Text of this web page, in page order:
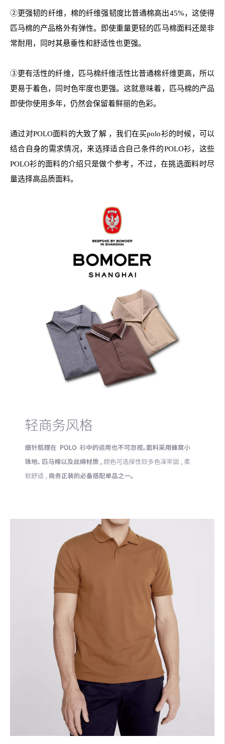
②更强韧的纤维，棉的纤维强韧度比普通棉高出45%，这使得
匹马棉的产品格外有弹性。即使重量更轻的匹马棉面料还是非
常耐用，同时其悬垂性和舒适性也更强。
③更有活性的纤维，匹马棉纤维活性比普通棉纤维更高，所以
更易于着色，同时色牢度也更强。这就意味着，匹马棉的产品
即使你使用多年，仍然会保留着鲜丽的色彩。
通过对POLO面料的大致了解 ，我们在买polo衫的时候，可以
结合自身的需求情况，来选择适合自己条件的POLO衫，这些
POLO衫的面料的介绍只是做个参考，不过，在挑选面料时尽
量选择高品质面料。